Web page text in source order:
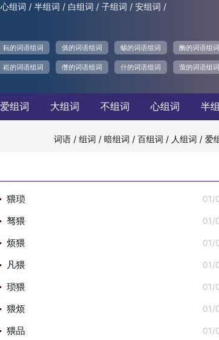
心组词 / 半组词 / 白组词 / 子组词 / 安组词 /
耘的词语组词 俱的词语组词 蜴的词语组词 酶的词语组词
崧的词语组词 僭的词语组词 什的词语组词 萤的词语组词
爱组词 大组词 不组词 心组词 半
词语 / 组词 / 暗组词 / 百组词 / 人组词 / 爱
01/
猥琐
01/
驽猥
01/
烦猥
01/
凡猥
01/
琐猥
01/
猥烦
01/
猥品